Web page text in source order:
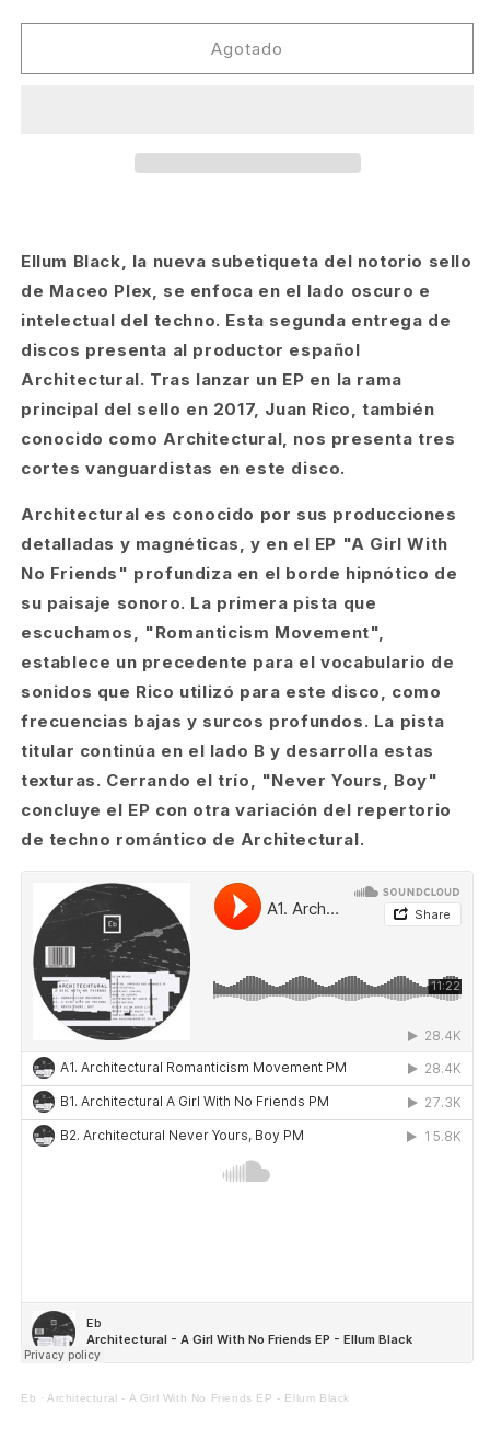
para
-
Black]
para
Architectural
-
Black]
Agotado
Ellum Black, la nueva subetiqueta del notorio sello
de Maceo Plex, se enfoca en el lado oscuro e
intelectual del techno. Esta segunda entrega de
discos presenta al productor español
Architectural. Tras lanzar un EP en la rama
principal del sello en 2017, Juan Rico, también
conocido como Architectural, nos presenta tres
cortes vanguardistas en este disco.
Architectural es conocido por sus producciones
detalladas y magnéticas, y en el EP "A Girl With
No Friends" profundiza en el borde hipnótico de
su paisaje sonoro. La primera pista que
escuchamos, "Romanticism Movement",
establece un precedente para el vocabulario de
sonidos que Rico utilizó para este disco, como
frecuencias bajas y surcos profundos. La pista
titular continúa en el lado B y desarrolla estas
texturas. Cerrando el trío, "Never Yours, Boy"
concluye el EP con otra variación del repertorio
de techno romántico de Architectural.
Eb · Architectural - A Girl With No Friends EP - Ellum Black